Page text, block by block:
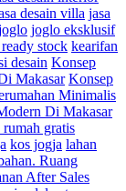
desain villa jasa
joglo eksklusif
stock kearifan
desain Konsep
Makasar Konsep
Minimalis
Di Makasar
gratis
kos jogja lahan
Ruang
After Sales